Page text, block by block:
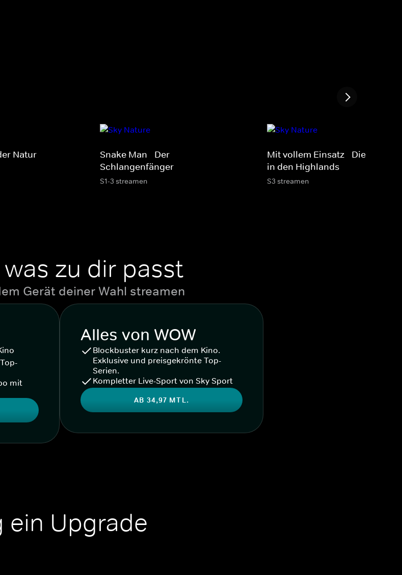
Natur
Snake Man - Der
Schlangenfänger
S1-3 streamen
Mit vollem Einsatz - Die
in den Highlands
S3 streamen
zu dir passt
Gerät deiner Wahl streamen
mit
Alles von WOW
Blockbuster kurz nach dem Kino.
Exklusive und preisgekrönte Top-
Serien.
Kompletter Live-Sport von Sky Sport
AB 34,97 MTL.
ein Upgrade